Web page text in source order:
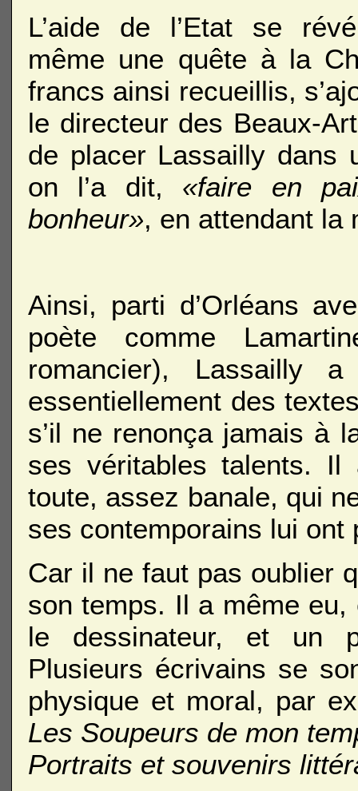
L’aide de l’Etat se
même une quête à la
francs ainsi recueillis,
le directeur des Beaux-
de placer Lassailly dans
on l’a dit, «faire en
bonheur», en attendant la
Ainsi, parti d’Orléans
poète comme
romancier), Lassailly
essentiellement des
s’il ne renonça jamais à
ses véritables talents.
toute, assez banale, qui
ses contemporains lui ont
Car il ne faut pas oublier
son temps. Il a même
le dessinateur, et un
Plusieurs écrivains se
physique et moral, par
Les Soupeurs de mon
Portraits et souvenirs